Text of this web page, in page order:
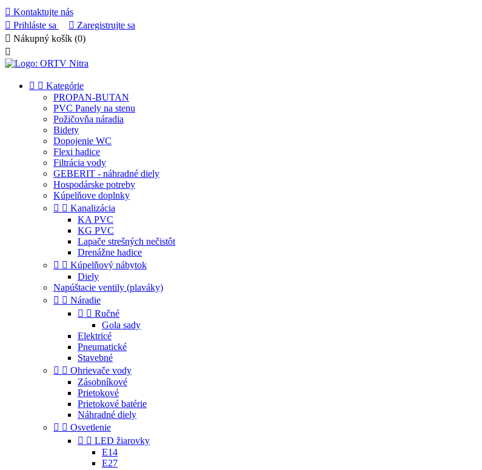
 Kontaktujte nás
 Prihláste sa  Zaregistrujte sa
 Nákupný košík (0)

  Kategórie
PROPAN-BUTAN
PVC Panely na stenu
Požičovňa náradia
Bidety
Dopojenie WC
Flexi hadice
Filtrácia vody
GEBERIT - náhradné diely
Hospodárske potreby
Kúpelňove doplnky
  Kanalizácia
KA PVC
KG PVC
Lapače strešných nečistôt
Drenážne hadice
  Kúpelňový nábytok
Diely
Napúštacie ventily (plaváky)
  Náradie
  Ručné
Gola sady
Elektricé
Pneumatické
Stavebné
  Ohrievače vody
Zásobníkové
Prietokové
Prietokové batérie
Náhradné diely
  Osvetlenie
  LED žiarovky
E14
E27